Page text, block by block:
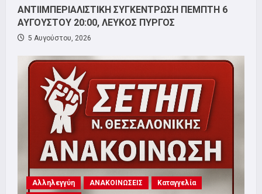
ΑΝΤΙΙΜΠΕΡΙΑΛΙΣΤΙΚΗ ΣΥΓΚΕΝΤΡΩΣΗ ΠΕΜΠΤΗ 6
ΑΥΓΟΥΣΤΟΥ 20:00, ΛΕΥΚΟΣ ΠΥΡΓΟΣ
5 Αυγούστου, 2026
Αλληλεγγύη ΑΝΑΚΟΙΝΩΣΕΙΣ
Καταγγελία